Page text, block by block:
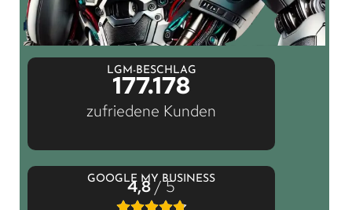
LGM-BESCHLAG
177.178
zufriedene Kunden
GOOGLE MY BUSINESS
4,8/ 5